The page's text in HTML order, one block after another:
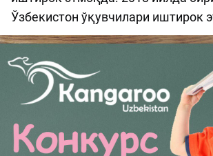
Ўзбекистон ўқувчилари иштирок